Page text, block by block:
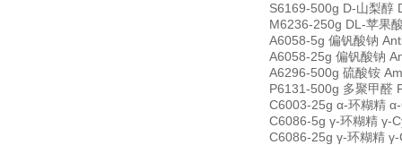
S6169-500g D-山梨醇
M6236-250g DL-苹果
A6058-5g 偏钒酸钠
A6058-25g 偏钒酸钠
A6296-500g 硫酸铵
P6131-500g 多聚甲醛
C6003-25g α-环糊精
C6086-5g γ-环糊精 γ-
C6086-25g γ-环糊精